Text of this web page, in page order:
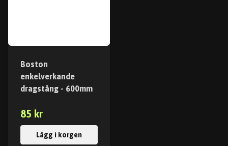
Boston
enkelverkande
dragstång - 600mm
85 kr
Lägg i korgen